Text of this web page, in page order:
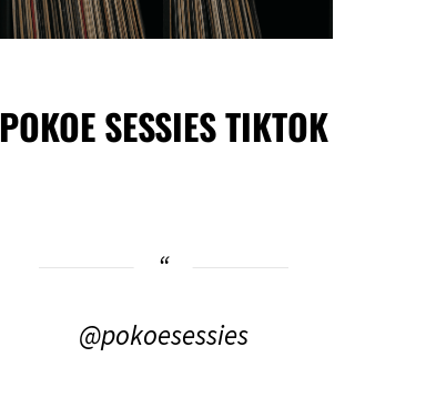
POKOE SESSIES TIKTOK
@pokoesessies